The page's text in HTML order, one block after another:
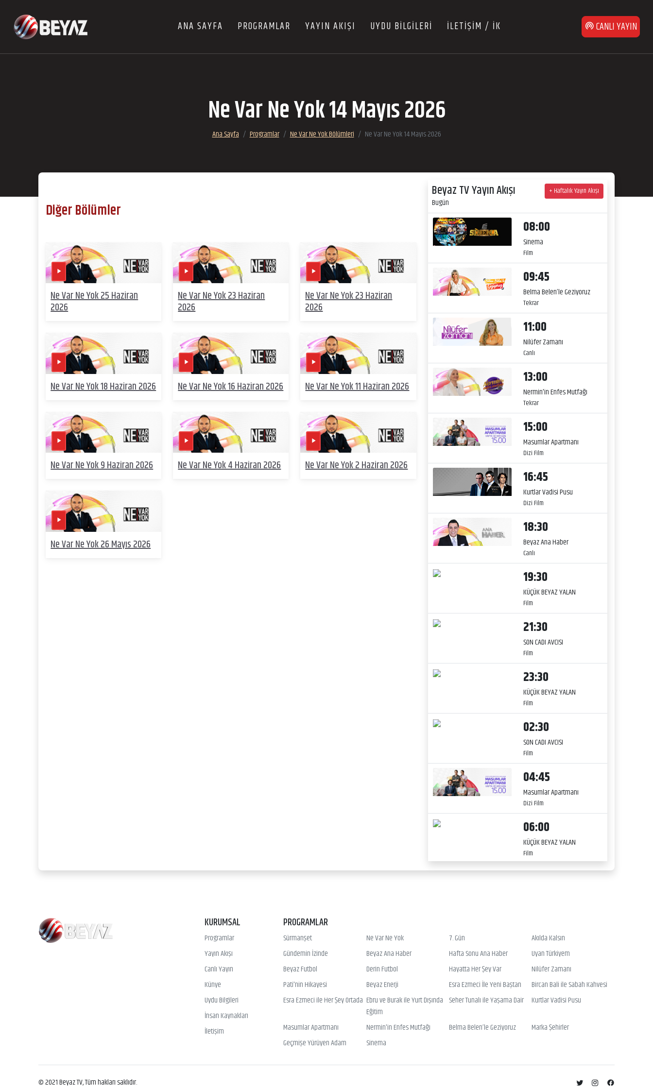
ANA SAYFA PROGRAMLAR YAYIN AKIŞI UYDU BİLGİLERİ İLETİŞİM / İK CANLI YAYIN
Ne Var Ne Yok 14 Mayıs 2026
Ana Sayfa Programlar Ne Var Ne Yok Bölümleri Ne Var Ne Yok 14 Mayıs 2026
Diğer Bölümler
Ne Var Ne Yok 25 Haziran
2026
Ne Var Ne Yok 23 Haziran
2026
Ne Var Ne Yok 23 Haziran
2026
Ne Var Ne Yok 18 Haziran 2026 Ne Var Ne Yok 16 Haziran 2026 Ne Var Ne Yok 11 Haziran 2026
Ne Var Ne Yok 9 Haziran 2026 Ne Var Ne Yok 4 Haziran 2026 Ne Var Ne Yok 2 Haziran 2026
Ne Var Ne Yok 26 Mayıs 2026
Beyaz TV Yayın Akışı
Bugün
+ Haftalık Yayın Akışı
08:00
Sinema
Film
09:45
Belma Belen’le Geziyoruz
Tekrar
11:00
Nilüfer Zamanı
Canlı
13:00
Nermin'in Enfes Mutfağı
Tekrar
15:00
Masumlar Apartmanı
Dizi Film
16:45
Kurtlar Vadisi Pusu
Dizi Film
18:30
Beyaz Ana Haber
Canlı
19:30
KÜÇÜK BEYAZ YALAN
Film
21:30
SON CADI AVCISI
Film
23:30
KÜÇÜK BEYAZ YALAN
Film
02:30
SON CADI AVCISI
Film
04:45
Masumlar Apartmanı
Dizi Film
06:00
KÜÇÜK BEYAZ YALAN
Film
KURUMSAL
Programlar
Yayın Akışı
Canlı Yayın
Künye
Uydu Bilgileri
İnsan Kaynakları
İletişim
PROGRAMLAR
Sürmanşet Ne Var Ne Yok 7. Gün
Akılda Kalsın
Gündemin İzinde
Beyaz Ana Haber Hafta Sonu Ana Haber
Uyan Türkiyem
Beyaz Futbol
Derin Futbol Hayatta Her Şey Var
Nilüfer Zamanı
Pati'nin Hikayesi
Beyaz Enerji Esra Ezmeci İle Yeni Baştan
Bircan Bali ile Sabah Kahvesi
Esra Ezmeci ile Her Şey Ortada Ebru ve Burak ile Yurt Dışında
Eğitim
Seher Tunalı ile Yaşama Dair Kurtlar Vadisi Pusu
Masumlar Apartmanı Nermin'in Enfes Mutfağı Belma Belen’le Geziyoruz
Marka Şehirler
Geçmişe Yürüyen Adam
Sinema
© 2021 Beyaz TV, Tüm hakları saklıdır.